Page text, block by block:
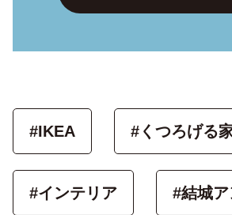
#IKEA #くつろげる
#インテリア #結城ア